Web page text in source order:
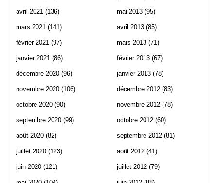
avril 2021 (136)
mars 2021 (141)
février 2021 (97)
janvier 2021 (86)
décembre 2020 (96)
novembre 2020 (106)
octobre 2020 (90)
septembre 2020 (99)
août 2020 (82)
juillet 2020 (123)
juin 2020 (121)
mai 2013 (95)
avril 2013 (85)
mars 2013 (71)
février 2013 (67)
janvier 2013 (78)
décembre 2012 (83)
novembre 2012 (78)
octobre 2012 (60)
septembre 2012 (81)
août 2012 (41)
juillet 2012 (79)